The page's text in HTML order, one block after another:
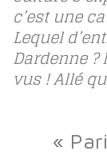
c’est une
Lequel
Dardenne
vus ! Allé
«